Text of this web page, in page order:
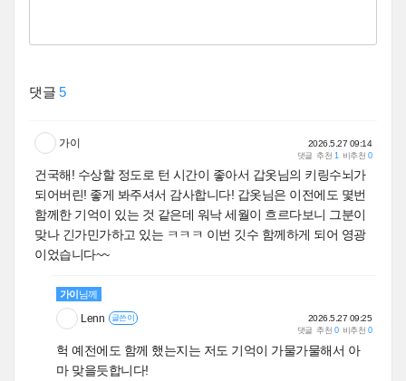
댓글 5
가이 2026.5.27 09:14
댓글 추천 1 비추천 0
건국해! 수상할 정도로 턴 시간이 좋아서 갑옷님의 키링수뇌가
되어버린! 좋게 봐주셔서 감사합니다! 갑옷님은 이전에도 몇번
함께한 기억이 있는 것 같은데 워낙 세월이 흐르다보니 그분이
맞나 긴가민가하고 있는 ㅋㅋㅋ 이번 깃수 함께하게 되어 영광
이었습니다~~
가이 님께
Lenn 글쓴이 2026.5.27 09:25
댓글 추천 0 비추천 0
헉 예전에도 함께 했는지는 저도 기억이 가물가물해서 아
마 맞을듯합니다!